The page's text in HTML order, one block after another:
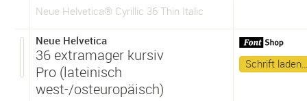
Neue Helvetica® Cyrillic 36 Thin Italic
Neue Helvetica
36 extramager kursiv
Pro (lateinisch
west-/osteuropäisch)
Schrift